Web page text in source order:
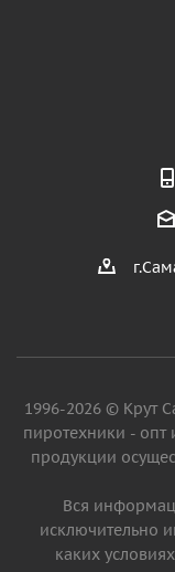
1996-2026 © Крут
пиротехники -
продукции
Вся
исключительно
каких